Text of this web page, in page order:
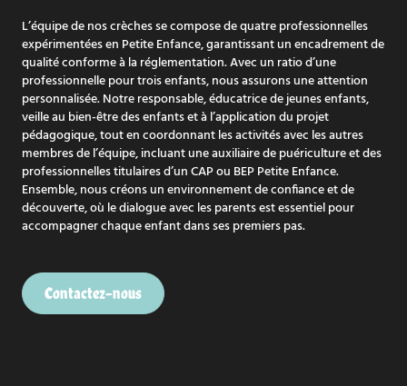
L’équipe de nos crèches se compose de quatre professionnelles
expérimentées en Petite Enfance, garantissant un encadrement de
qualité conforme à la réglementation. Avec un ratio d’une
professionnelle pour trois enfants, nous assurons une attention
personnalisée. Notre responsable, éducatrice de jeunes enfants,
veille au bien-être des enfants et à l’application du projet
pédagogique, tout en coordonnant les activités avec les autres
membres de l’équipe, incluant une auxiliaire de puériculture et des
professionnelles titulaires d’un CAP ou BEP Petite Enfance.
Ensemble, nous créons un environnement de confiance et de
découverte, où le dialogue avec les parents est essentiel pour
accompagner chaque enfant dans ses premiers pas.
Contactez-nous